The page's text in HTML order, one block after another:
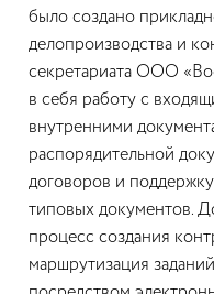
было создано
делопроизводства и
секретариата ООО
в себя работу с
внутренними
распорядительной
договоров и
типовых документов.
процесс создания
маршрутизация